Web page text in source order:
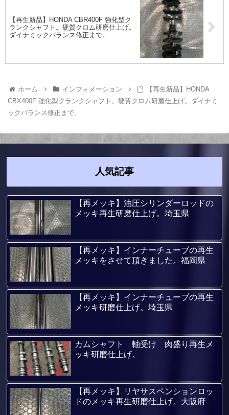
【再生新品】HONDA CBR400F 強化型ク
ランクシャフト。硬質クロム研磨仕上げ。
ダイナミックバランス修正まで。
ホーム インフォメーション
【再生新品】HONDA
CBX400F 強化型クランクシャフト。硬質クロム研磨仕上げ。ダイナミ
ックバランス修正まで。
人気記事
【再メッキ】油圧シリンダーロッドの
メッキ再生研磨仕上げ。埼玉県
【再メッキ】インナーチューブの再生
メッキをさせて頂きました。福岡県
【再メッキ】インナーチューブの再生
メッキ研磨仕上げ。埼玉県
カムシャフト 軸受け 肉盛り再生メ
ッキ研磨仕上げ。
【再メッキ】リヤサスペンションロッ
ドのメッキ再生研磨仕上げ。大阪府